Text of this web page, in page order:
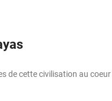
de cette civilisation au coeur